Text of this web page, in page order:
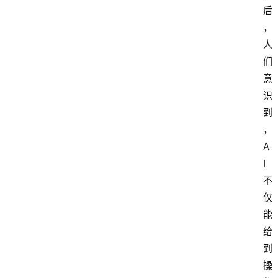
后
，
人
们
意
识
到
，
A
I
不
仅
能
给
到
操